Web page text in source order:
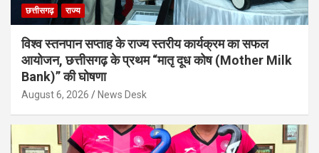
छत्तीसगढ़ राज्य
विश्व स्तनपान सप्ताह के राज्य स्तरीय कार्यक्रम का सफल
आयोजन, छत्तीसगढ़ के प्रथम “मातृ दूध कोष (Mother Milk
Bank)” की घोषणा
August 6, 2026 News Desk